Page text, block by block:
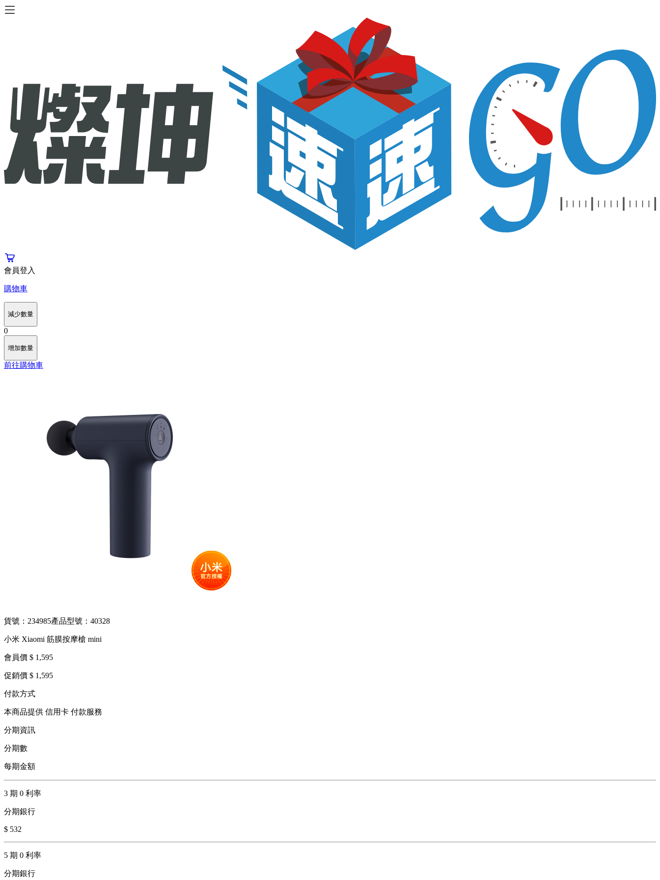
會員登入
購物車
減少數量
0
增加數量
前往購物車
貨號：234985產品型號：40328
小米 Xiaomi 筋膜按摩槍 mini
會員價 $ 1,595
促銷價 $ 1,595
付款方式
本商品提供 信用卡 付款服務
分期資訊
分期數
每期金額
3 期 0 利率
分期銀行
$ 532
5 期 0 利率
分期銀行